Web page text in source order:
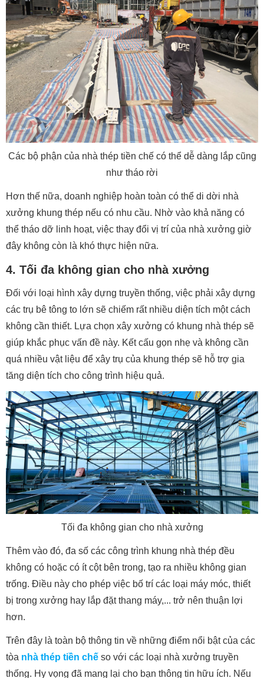
Các bộ phận của nhà thép tiền chế có thể dễ dàng lắp cũng
như tháo rời
Hơn thế nữa, doanh nghiệp hoàn toàn có thể di dời nhà
xưởng khung thép nếu có nhu cầu. Nhờ vào khả năng có
thể tháo dỡ linh hoạt, việc thay đổi vị trí của nhà xưởng giờ
đây không còn là khó thực hiện nữa.
4. Tối đa không gian cho nhà xưởng
Đối với loại hình xây dựng truyền thống, việc phải xây dựng
các trụ bê tông to lớn sẽ chiếm rất nhiều diện tích một cách
không cần thiết. Lựa chọn xây xưởng có khung nhà thép sẽ
giúp khắc phục vấn đề này. Kết cấu gọn nhẹ và không cần
quá nhiều vật liệu để xây trụ của khung thép sẽ hỗ trợ gia
tăng diện tích cho công trình hiệu quả.
Tối đa không gian cho nhà xưởng
Thêm vào đó, đa số các công trình khung nhà thép đều
không có hoặc có ít cột bên trong, tạo ra nhiều không gian
trống. Điều này cho phép việc bố trí các loại máy móc, thiết
bị trong xưởng hay lắp đặt thang máy,... trở nên thuận lợi
hơn.
Trên đây là toàn bộ thông tin về những điểm nổi bật của các
tòa nhà thép tiền chế so với các loại nhà xưởng truyền
thống. Hy vọng đã mang lại cho bạn thông tin hữu ích. Nếu